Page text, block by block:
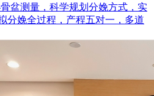
盆测量，科学规划分娩方式，实
分娩全过程，产程五对一，多道